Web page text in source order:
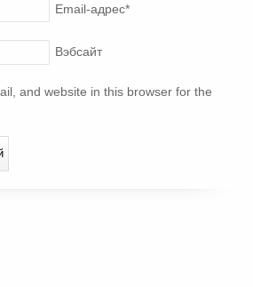
Email-адрес*
Вэбсайт
and website in this browser for the